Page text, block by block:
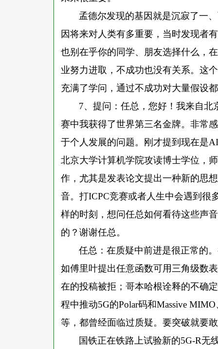
孟德尔发现的基因就是沉寂了一
因将来对人类有多重要，当时发现者
也别在乎你的同学、朋友选择什么，
业努力进取，不成功也没有关系。这
充满了学问，通过不成功对大量假设
7、提问：任总，您好！我来自
赛中我获得了世界第三名金牌。非常
于个人发展的问题。刚才提到现在是
北京大学计算机学院攻读博士学位，
作，尤其是发表论文提出一种新的思
音。打ICPC竞赛或者人生中会遇到很
样的时刻，想问任总如何看待这些声
的？谢谢任总。
任总：在质疑中前进是很正常的
如傅里叶提出任意函数可用三角级数
在的投稿被拒；哥本哈根诠释的不确
程中推动5G的Polar码和Massive
等，都曾经面临过质疑。要突破就要
国铁正在铁路上试验新的5G-R无